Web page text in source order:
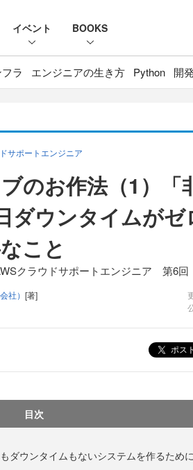
イベント BOOKS
ラ エンジニアの生き方 Python 開
サポートエンジニア
のお作法（1）「
ダウンタイムがゼ
こと
クラウドサポートエンジニア 第6回
社） [著]
ポスト
目次
ダウンタイムもないシステムを作るために